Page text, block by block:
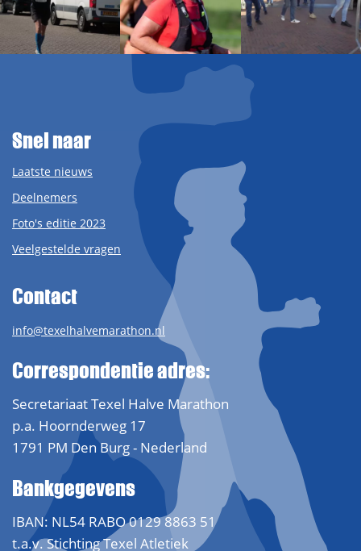
Snel naar
Laatste nieuws
Deelnemers
Foto's editie 2023
Veelgestelde vragen
Contact
info@texelhalvemarathon.nl
Correspondentie adres:
Secretariaat Texel Halve Marathon
p.a. Hoornderweg 17
1791 PM Den Burg - Nederland
Bankgegevens
IBAN: NL54 RABO 0129 8863 51
t.a.v. Stichting Texel Atletiek